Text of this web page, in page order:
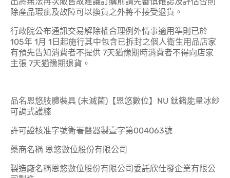
除產品瑕疵及故障可以換貨之外將不接受退貨。
行政院公布通訊交易解除權合理例外情事適用準則已於
105年 1月 1日起施行其中包含已拆封之個人衛生用品店家
有預先告知消費者不提供 7天猶豫期時消費者不得向店家
主張 7天猶豫期退貨。
品名恩悠肢體裝具 (未滅菌)【恩悠數位】NU 鈦鍺能量冰紗
可調式護膝
許可證核准字號衛署醫器製壹字第004063號
藥商名稱 恩悠數位股份有限公司
製造廠名稱恩悠數位股份有限公司委託欣仕發企業有限公